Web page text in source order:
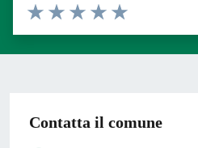
Contatta il comune